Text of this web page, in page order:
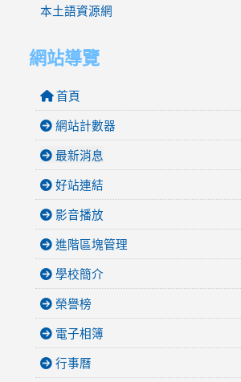
本土語資源網
網站導覽
首頁
網站計數器
最新消息
好站連結
影音播放
進階區塊管理
學校簡介
榮譽榜
電子相簿
行事曆